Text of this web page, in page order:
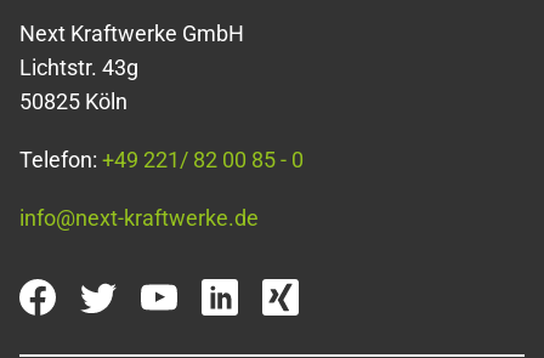
Next Kraftwerke GmbH
Lichtstr. 43g
50825 Köln
Telefon: +49 221/ 82 00 85 - 0
info@next-kraftwerke.de